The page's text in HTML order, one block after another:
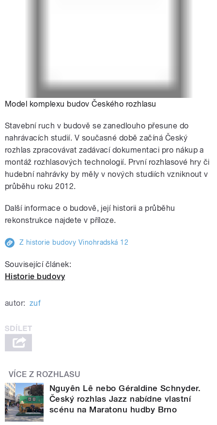
Model komplexu budov Českého rozhlasu
Stavební ruch v budově se zanedlouho přesune do
nahrávacích studií. V současné době začíná Český
rozhlas zpracovávat zadávací dokumentaci pro nákup a
montáž rozhlasových technologií. První rozhlasové hry či
hudební nahrávky by měly v nových studiích vzniknout v
průběhu roku 2012.
Další informace o budově, její historii a průběhu
rekonstrukce najdete v příloze.
Z historie budovy Vinohradská 12
Související článek:
Historie budovy
autor: zuf
VÍCE Z ROZHLASU
Nguyên Lê nebo Géraldine Schnyder.
Český rozhlas Jazz nabídne vlastní
scénu na Maratonu hudby Brno